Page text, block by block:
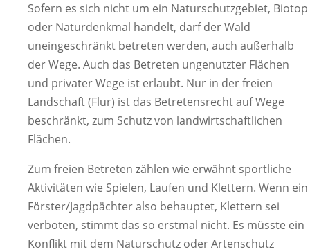
Sofern es sich nicht um ein Naturschutzgebiet, Biotop
oder Naturdenkmal handelt, darf der Wald
uneingeschränkt betreten werden, auch außerhalb
der Wege. Auch das Betreten ungenutzter Flächen
und privater Wege ist erlaubt. Nur in der freien
Landschaft (Flur) ist das Betretensrecht auf Wege
beschränkt, zum Schutz von landwirtschaftlichen
Flächen.
Zum freien Betreten zählen wie erwähnt sportliche
Aktivitäten wie Spielen, Laufen und Klettern. Wenn ein
Förster/Jagdpächter also behauptet, Klettern sei
verboten, stimmt das so erstmal nicht. Es müsste ein
Konflikt mit dem Naturschutz oder Artenschutz